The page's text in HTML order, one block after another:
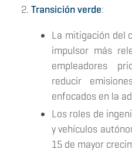
Transición verde:
La mitigación del
impulsor más
empleadores
reducir
enfocados en la
Los roles de
y vehículos
15 de mayor